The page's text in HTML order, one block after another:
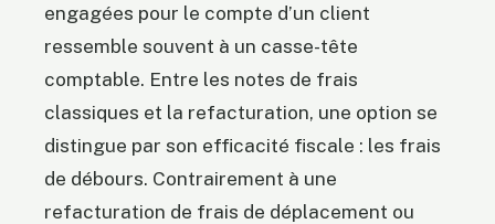
engagées pour le compte d’un client
ressemble souvent à un casse-tête
comptable. Entre les notes de frais
classiques et la refacturation, une option se
distingue par son efficacité fiscale : les frais
de débours. Contrairement à une
refacturation de frais de déplacement ou